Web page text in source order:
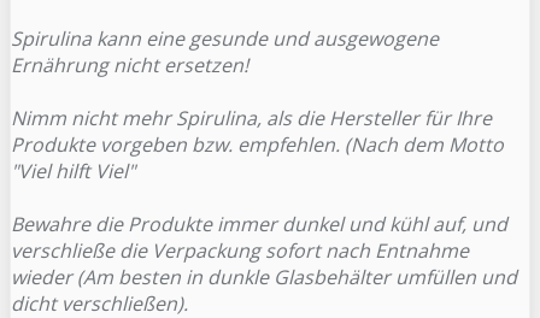
Spirulina kann eine gesunde und ausgewogene
Ernährung nicht ersetzen!
Nimm nicht mehr Spirulina, als die Hersteller für Ihre
Produkte vorgeben bzw. empfehlen. (Nach dem Motto
"Viel hilft Viel"
Bewahre die Produkte immer dunkel und kühl auf, und
verschließe die Verpackung sofort nach Entnahme
wieder (Am besten in dunkle Glasbehälter umfüllen und
dicht verschließen).